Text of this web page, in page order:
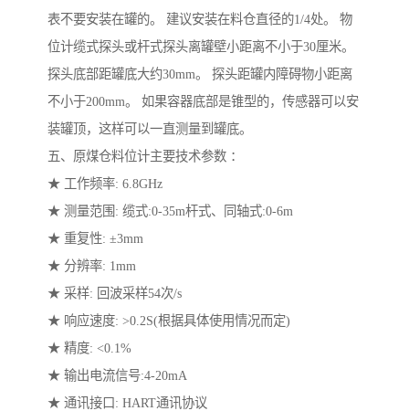
表不要安装在罐的。 建议安装在料仓直径的1/4处。 物
位计缆式探头或杆式探头离罐壁小距离不小于30厘米。
探头底部距罐底大约30mm。 探头距罐内障碍物小距离
不小于200mm。 如果容器底部是锥型的，传感器可以安
装罐顶，这样可以一直测量到罐底。
五、原煤仓料位计主要技术参数 ：
★ 工作频率: 6.8GHz
★ 测量范围: 缆式:0-35m杆式、同轴式:0-6m
★ 重复性: ±3mm
★ 分辨率: 1mm
★ 采样: 回波采样54次/s
★ 响应速度: >0.2S(根据具体使用情况而定)
★ 精度: <0.1%
★ 输出电流信号:4-20mA
★ 通讯接口: HART通讯协议